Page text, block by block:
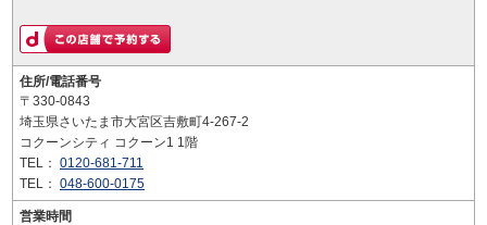
住所/電話番号
〒330-0843
埼玉県さいたま市大宮区吉敷町4-267-2
コクーンシティ コクーン1 1階
TEL： 0120-681-711
TEL： 048-600-0175
営業時間